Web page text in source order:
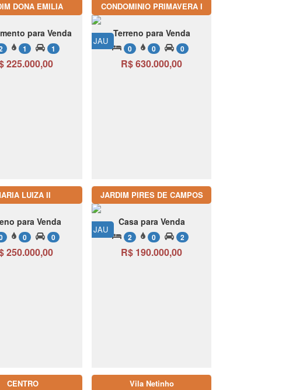
DONA EMILIA
para Venda
1 1
225.000,00
CONDOMINIO PRIMAVERA I
JAU
Terreno para Venda
0 0 0
R$ 630.000,00
LUIZA II
para Venda
0 0
250.000,00
JARDIM PIRES DE CAMPOS
JAU
Casa para Venda
2 0 2
R$ 190.000,00
CENTRO Vila Netinho